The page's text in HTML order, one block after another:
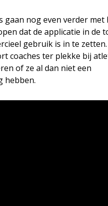
gaan nog even verder met
dat de applicatie in de
gebruik is in te
coaches ter plekke bij
of ze al dan niet een
hebben.